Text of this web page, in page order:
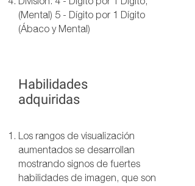
(Mental) 5 - Dígito por 1 Dígito
(Ábaco y Mental)
Habilidades
adquiridas
Los rangos de visualización
aumentados se desarrollan
mostrando signos de fuertes
habilidades de imagen, que son